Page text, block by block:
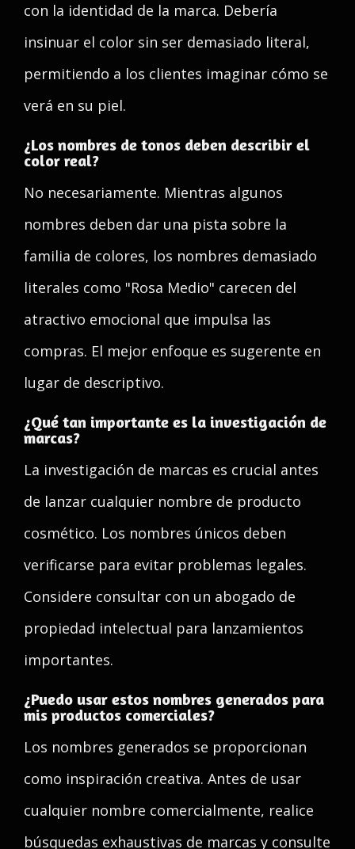
con la identidad de la marca. Debería
insinuar el color sin ser demasiado literal,
permitiendo a los clientes imaginar cómo se
verá en su piel.
¿Los nombres de tonos deben describir el
color real?
No necesariamente. Mientras algunos
nombres deben dar una pista sobre la
familia de colores, los nombres demasiado
literales como "Rosa Medio" carecen del
atractivo emocional que impulsa las
compras. El mejor enfoque es sugerente en
lugar de descriptivo.
¿Qué tan importante es la investigación de
marcas?
La investigación de marcas es crucial antes
de lanzar cualquier nombre de producto
cosmético. Los nombres únicos deben
verificarse para evitar problemas legales.
Considere consultar con un abogado de
propiedad intelectual para lanzamientos
importantes.
¿Puedo usar estos nombres generados para
mis productos comerciales?
Los nombres generados se proporcionan
como inspiración creativa. Antes de usar
cualquier nombre comercialmente, realice
búsquedas exhaustivas de marcas y consulte